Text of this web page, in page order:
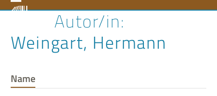
to Open
menu
Close
menu
Weingart, Hermann
Name